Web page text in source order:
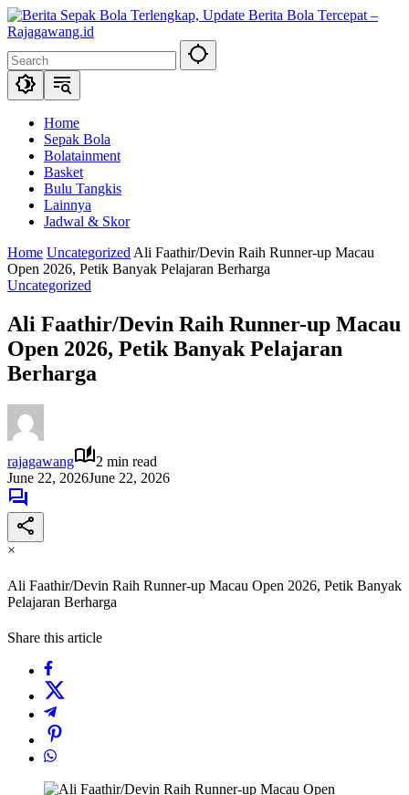
Skip
to
Home
Sepak Bola
Bolatainment
Basket
Bulu Tangkis
Lainnya
Jadwal & Skor
Home Uncategorized Ali Faathir/Devin Raih Runner-up Macau
Open 2026, Petik Banyak Pelajaran Berharga
Uncategorized
Ali Faathir/Devin Raih Runner-up Macau
Open 2026, Petik Banyak Pelajaran
Berharga
rajagawang
2 min read
June 22, 2026June 22, 2026
×
Ali Faathir/Devin Raih Runner-up Macau Open 2026, Petik Banyak
Pelajaran Berharga
Share this article